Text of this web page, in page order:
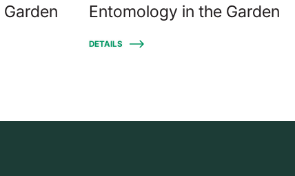
Entomology in the Garden
DETAILS